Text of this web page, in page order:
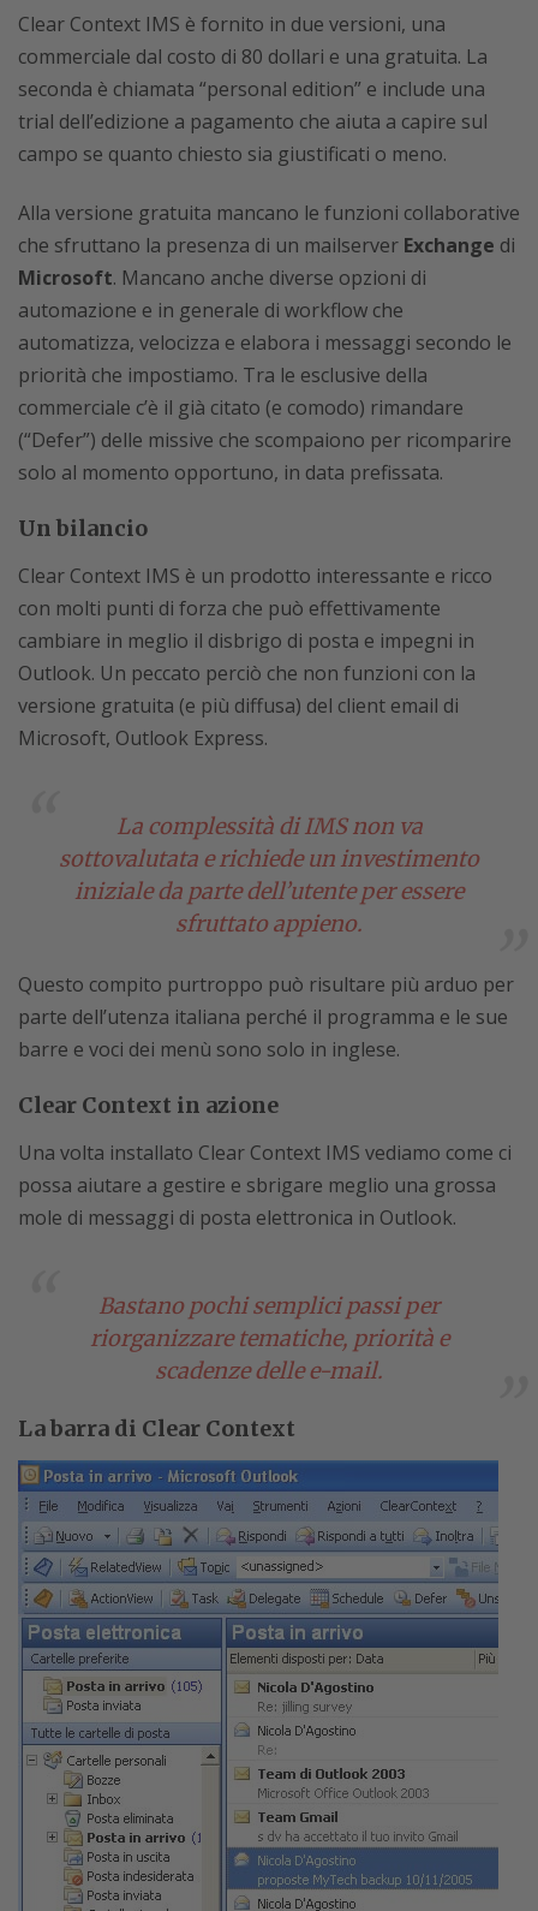
Clear Context IMS è fornito in due versioni, una
commerciale dal costo di 80 dollari e una gratuita. La
seconda è chiamata “personal edition” e include una
trial dell’edizione a pagamento che aiuta a capire sul
campo se quanto chiesto sia giustificati o meno.
Alla versione gratuita mancano le funzioni collaborative
che sfruttano la presenza di un mailserver Exchange di
Microsoft. Mancano anche diverse opzioni di
automazione e in generale di workflow che
automatizza, velocizza e elabora i messaggi secondo le
priorità che impostiamo. Tra le esclusive della
commerciale c’è il già citato (e comodo) rimandare
(“Defer”) delle missive che scompaiono per ricomparire
solo al momento opportuno, in data prefissata.
Un bilancio
Clear Context IMS è un prodotto interessante e ricco
con molti punti di forza che può effettivamente
cambiare in meglio il disbrigo di posta e impegni in
Outlook. Un peccato perciò che non funzioni con la
versione gratuita (e più diffusa) del client email di
Microsoft, Outlook Express.
La complessità di IMS non va
sottovalutata e richiede un investimento
iniziale da parte dell’utente per essere
sfruttato appieno.
Questo compito purtroppo può risultare più arduo per
parte dell’utenza italiana perché il programma e le sue
barre e voci dei menù sono solo in inglese.
Clear Context in azione
Una volta installato Clear Context IMS vediamo come ci
possa aiutare a gestire e sbrigare meglio una grossa
mole di messaggi di posta elettronica in Outlook.
Bastano pochi semplici passi per
riorganizzare tematiche, priorità e
scadenze delle e-mail.
La barra di Clear Context